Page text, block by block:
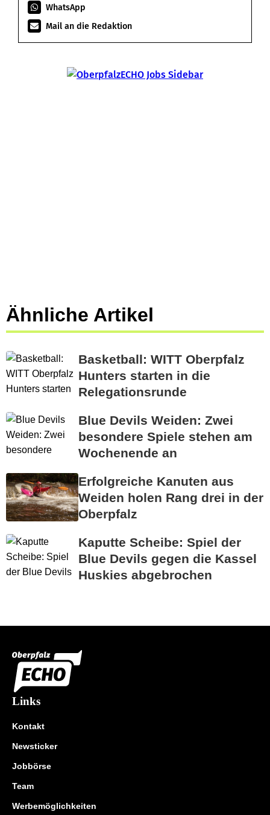
WhatsApp
Mail an die Redaktion
Ähnliche Artikel
Basketball: WITT Oberpfalz
Hunters starten in die
Relegationsrunde
Blue Devils Weiden: Zwei
besondere Spiele stehen am
Wochenende an
Erfolgreiche Kanuten aus
Weiden holen Rang drei in der
Oberpfalz
Kaputte Scheibe: Spiel der
Blue Devils gegen die Kassel
Huskies abgebrochen
Links
Kontakt
Newsticker
Jobbörse
Team
Werbemöglichkeiten